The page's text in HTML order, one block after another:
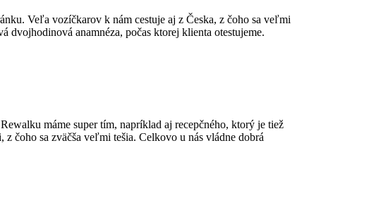
Veľa vozíčkarov k nám cestuje aj z Česka, z čoho sa veľmi
anamnéza, počas ktorej klienta otestujeme.
máme super tím, napríklad aj recepčného, ktorý je tiež
čoho sa zväčša veľmi tešia. Celkovo u nás vládne dobrá